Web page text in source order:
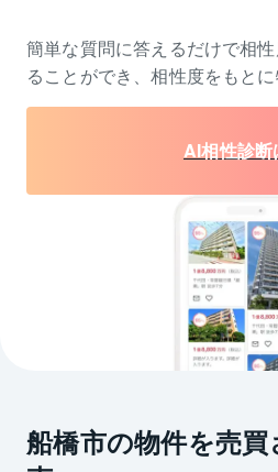
簡単な質問に答えるだけで相
ることができ、相性度をもとに
AI相性診断
船橋市の物件を売